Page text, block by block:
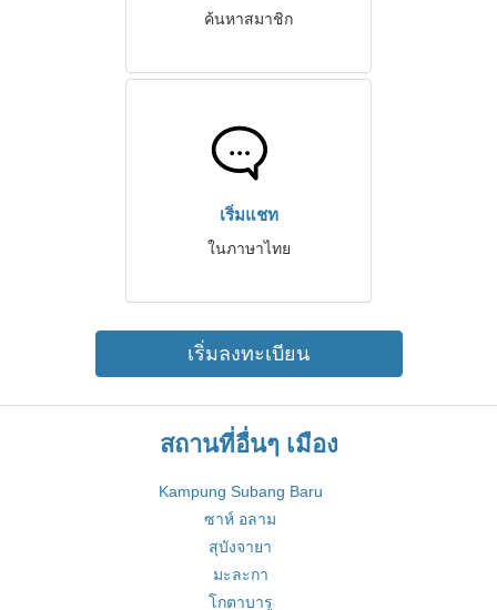
ค้นหาสมาชิก
เริ่มแชท
ในภาษาไทย
เริ่มลงทะเบียน
สถานที่อื่นๆ เมือง
Kampung Subang Baru
ซาห์ อลาม
สุบังจายา
มะละกา
โกตาบารู